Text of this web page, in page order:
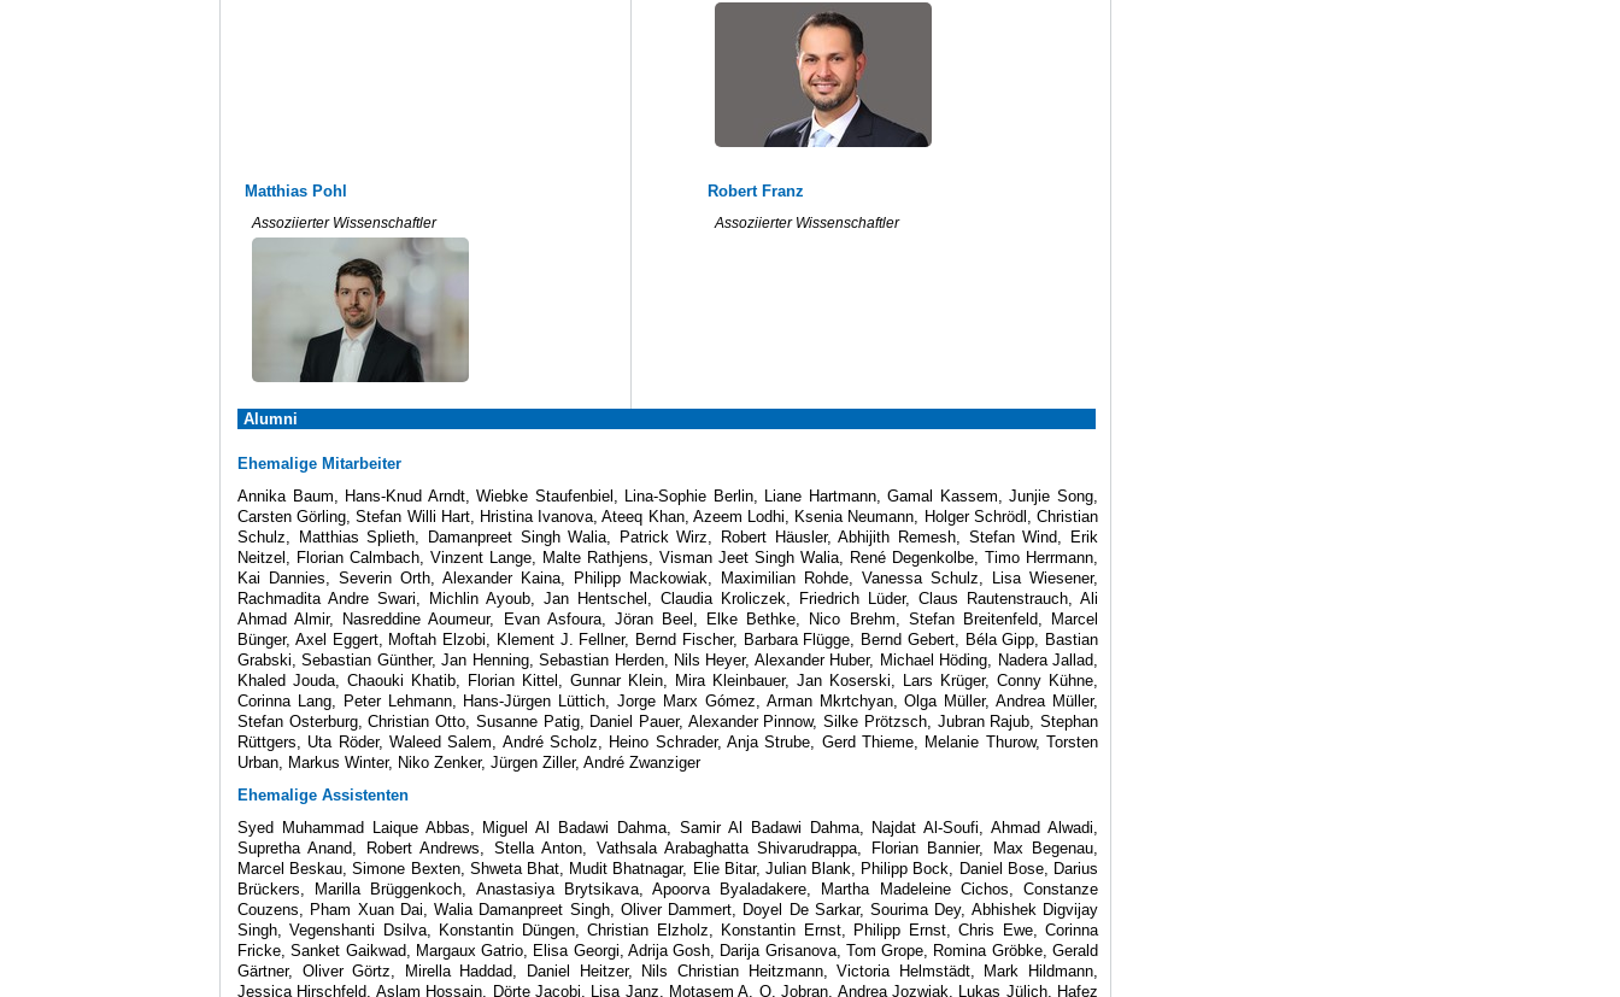
Matthias Pohl
Assoziierter Wissenschaftler
Robert Franz
Assoziierter Wissenschaftler
Alumni
Ehemalige Mitarbeiter
Annika Baum, Hans-Knud Arndt, Wiebke Staufenbiel, Lina-Sophie Berlin, Liane Hartmann, Gamal Kassem, Junjie Song,
Carsten Görling, Stefan Willi Hart, Hristina Ivanova, Ateeq Khan, Azeem Lodhi, Ksenia Neumann, Holger Schrödl, Christian
Schulz, Matthias Splieth, Damanpreet Singh Walia, Patrick Wirz, Robert Häusler, Abhijith Remesh, Stefan Wind, Erik
Neitzel, Florian Calmbach, Vinzent Lange, Malte Rathjens, Visman Jeet Singh Walia, René Degenkolbe, Timo Herrmann,
Kai Dannies, Severin Orth, Alexander Kaina, Philipp Mackowiak, Maximilian Rohde, Vanessa Schulz, Lisa Wiesener,
Rachmadita Andre Swari, Michlin Ayoub, Jan Hentschel, Claudia Kroliczek, Friedrich Lüder, Claus Rautenstrauch, Ali
Ahmad Almir, Nasreddine Aoumeur, Evan Asfoura, Jöran Beel, Elke Bethke, Nico Brehm, Stefan Breitenfeld, Marcel
Bünger, Axel Eggert, Moftah Elzobi, Klement J. Fellner, Bernd Fischer, Barbara Flügge, Bernd Gebert, Béla Gipp, Bastian
Grabski, Sebastian Günther, Jan Henning, Sebastian Herden, Nils Heyer, Alexander Huber, Michael Höding, Nadera Jallad,
Khaled Jouda, Chaouki Khatib, Florian Kittel, Gunnar Klein, Mira Kleinbauer, Jan Koserski, Lars Krüger, Conny Kühne,
Corinna Lang, Peter Lehmann, Hans-Jürgen Lüttich, Jorge Marx Gómez, Arman Mkrtchyan, Olga Müller, Andrea Müller,
Stefan Osterburg, Christian Otto, Susanne Patig, Daniel Pauer, Alexander Pinnow, Silke Prötzsch, Jubran Rajub, Stephan
Rüttgers, Uta Röder, Waleed Salem, André Scholz, Heino Schrader, Anja Strube, Gerd Thieme, Melanie Thurow, Torsten
Urban, Markus Winter, Niko Zenker, Jürgen Ziller, André Zwanziger
Ehemalige Assistenten
Syed Muhammad Laique Abbas, Miguel Al Badawi Dahma, Samir Al Badawi Dahma, Najdat Al-Soufi, Ahmad Alwadi,
Supretha Anand, Robert Andrews, Stella Anton, Vathsala Arabaghatta Shivarudrappa, Florian Bannier, Max Begenau,
Marcel Beskau, Simone Bexten, Shweta Bhat, Mudit Bhatnagar, Elie Bitar, Julian Blank, Philipp Bock, Daniel Bose, Darius
Brückers, Marilla Brüggenkoch, Anastasiya Brytsikava, Apoorva Byaladakere, Martha Madeleine Cichos, Constanze
Couzens, Pham Xuan Dai, Walia Damanpreet Singh, Oliver Dammert, Doyel De Sarkar, Sourima Dey, Abhishek Digvijay
Singh, Vegenshanti Dsilva, Konstantin Düngen, Christian Elzholz, Konstantin Ernst, Philipp Ernst, Chris Ewe, Corinna
Fricke, Sanket Gaikwad, Margaux Gatrio, Elisa Georgi, Adrija Gosh, Darija Grisanova, Tom Grope, Romina Gröbke, Gerald
Gärtner, Oliver Görtz, Mirella Haddad, Daniel Heitzer, Nils Christian Heitzmann, Victoria Helmstädt, Mark Hildmann,
Jessica Hirschfeld, Aslam Hossain, Dörte Jacobi, Lisa Janz, Motasem A. O. Jobran, Andrea Jozwiak, Lukas Jülich, Hafez